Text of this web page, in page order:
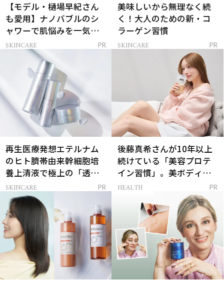
【モデル・樋場早紀さん
も愛用】ナノバブルのシ
ャワーで肌悩みを一気に
解決
SKINCARE PR
美味しいから無理なく続
く！大人のための新・コ
ラーゲン習慣
SKINCARE PR
再生医療発想エテルナム
のヒト臍帯由来幹細胞培
養上清液で極上の「透明
感ハリ肌」へ
SKINCARE PR
後藤真希さんが10年以上
続けている「美容プロテ
イン習慣」。美ボディを
支える朝ルーティンと
HEALTH PR